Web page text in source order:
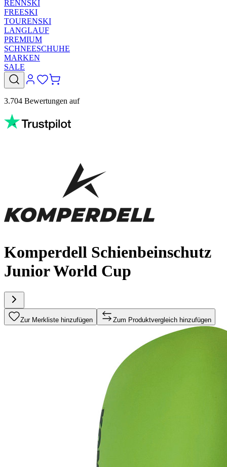
RENNSKI
FREESKI
TOURENSKI
LANGLAUF
PREMIUM
SCHNEESCHUHE
MARKEN
SALE
3.704 Bewertungen auf
Komperdell Schienbeinschutz
Junior World Cup
Zur Merkliste hinzufügen Zum Produktvergleich hinzufügen